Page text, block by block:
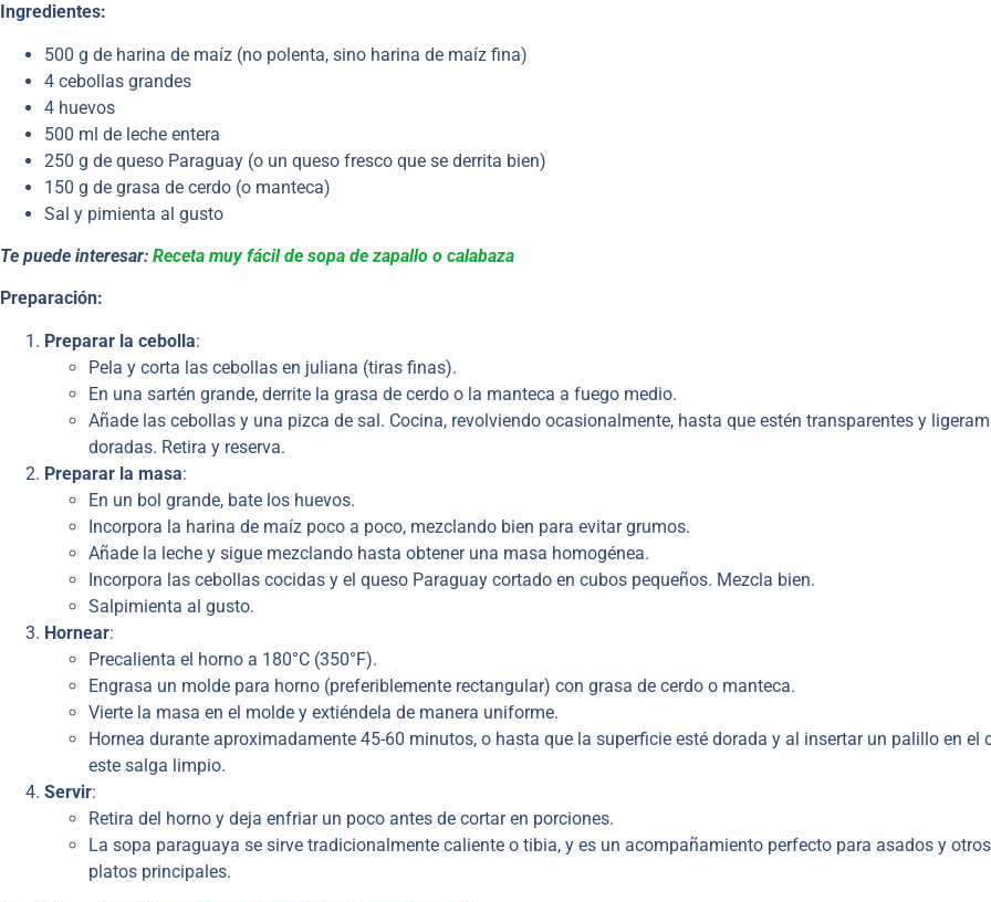
Ingredientes:
500 g de harina de maíz (no polenta, sino harina de maíz fina)
4 cebollas grandes
4 huevos
500 ml de leche entera
250 g de queso Paraguay (o un queso fresco que se derrita bien)
150 g de grasa de cerdo (o manteca)
Sal y pimienta al gusto
Te puede interesar: Receta muy fácil de sopa de zapallo o calabaza
Preparación:
Preparar la cebolla:
Pela y corta las cebollas en juliana (tiras finas).
En una sartén grande, derrite la grasa de cerdo o la manteca a fuego medio.
Añade las cebollas y una pizca de sal. Cocina, revolviendo ocasionalmente, hasta que estén transparentes y
doradas. Retira y reserva.
Preparar la masa:
En un bol grande, bate los huevos.
Incorpora la harina de maíz poco a poco, mezclando bien para evitar grumos.
Añade la leche y sigue mezclando hasta obtener una masa homogénea.
Incorpora las cebollas cocidas y el queso Paraguay cortado en cubos pequeños. Mezcla bien.
Salpimienta al gusto.
Hornear:
Precalienta el horno a 180°C (350°F).
Engrasa un molde para horno (preferiblemente rectangular) con grasa de cerdo o manteca.
Vierte la masa en el molde y extiéndela de manera uniforme.
Hornea durante aproximadamente 45-60 minutos, o hasta que la superficie esté dorada y al insertar un palillo en el
este salga limpio.
Servir:
Retira del horno y deja enfriar un poco antes de cortar en porciones.
La sopa paraguaya se sirve tradicionalmente caliente o tibia, y es un acompañamiento perfecto para asados y otros
platos principales.